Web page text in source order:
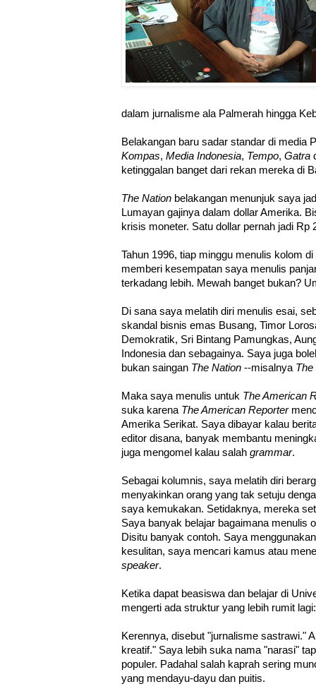
dalam jurnalisme ala Palmerah hingga
Belakangan baru sadar standar di media
Kompas, Media Indonesia, Tempo, Gatra
ketinggalan banget dari rekan mereka di
The Nation belakangan menunjuk saya
Lumayan gajinya dalam dollar Amerika.
krisis moneter. Satu dollar pernah jadi Rp
Tahun 1996, tiap minggu menulis kolom
memberi kesempatan saya menulis
terkadang lebih. Mewah banget bukan?
Di sana saya melatih diri menulis esai,
skandal bisnis emas Busang, Timor
Demokratik, Sri Bintang Pamungkas,
Indonesia dan sebagainya. Saya juga
bukan saingan The Nation --misalnya
Maka saya menulis untuk The American
suka karena The American Reporter
Amerika Serikat. Saya dibayar kalau
editor disana, banyak membantu
juga mengomel kalau salah grammar.
Sebagai kolumnis, saya melatih diri
menyakinkan orang yang tak setuju
saya kemukakan. Setidaknya, mereka
Saya banyak belajar bagaimana menulis
Disitu banyak contoh. Saya
kesulitan, saya mencari kamus atau
speaker.
Ketika dapat beasiswa dan belajar di
mengerti ada struktur yang lebih rumit
Kerennya, disebut "jurnalisme sastrawi."
kreatif." Saya lebih suka nama "narasi"
populer. Padahal salah kaprah sering
yang mendayu-dayu dan puitis.